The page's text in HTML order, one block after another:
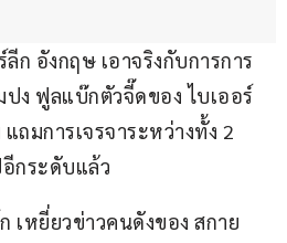
ก อังกฤษ เอาจริงกับการการ
ปง ฟูลแบ๊กตัวจี๊ดของ ไบเออร์
ถมการเจรจาระหว่างทั้ง 2
กระดับแล้ว
เหยี่ยวข่าวคนดังของ สกาย